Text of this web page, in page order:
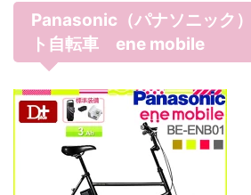
Panasonic（パナソニック
ト自転車 ene mobile